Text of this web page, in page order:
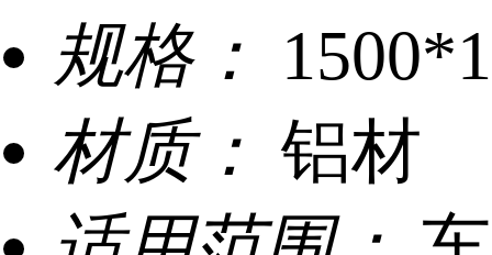
规格：
材质： 铝材